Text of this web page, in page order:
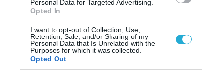
Personal Data for Targeted Advertising.
Opted In
I want to opt-out of Collection, Use,
Retention, Sale, and/or Sharing of my
Personal Data that Is Unrelated with the
Purposes for which it was collected.
Opted Out
Τα στοιχεία της έρευνας στέλνουν ένα
αρμόδιους φορείς. Οι επιχειρήσεις δεν
ζητούν προνομιακή μεταχείριση. Ζητούν
συνθήκες που θα τους επιτρέψουν να